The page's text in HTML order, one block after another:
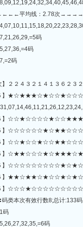
平均线：2.78次
码
码
码
】２２４３２１４１３６２３
０５】
０５】
０５】
０５】
０５】
０５】
０５】
０５】
码类本次有效行数8;总计:133
码
码